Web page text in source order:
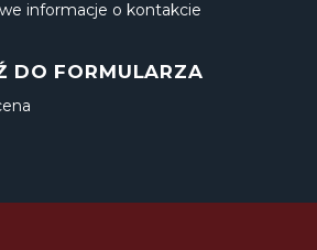
informacje o kontakcie
DO FORMULARZA